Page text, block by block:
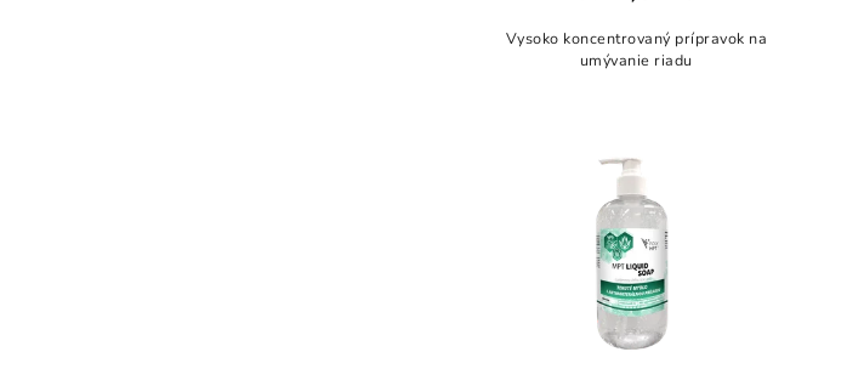
Vysoko koncentrovaný prípravok na
umývanie riadu